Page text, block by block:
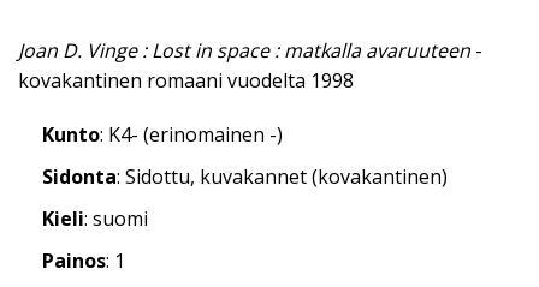
Joan D. Vinge : Lost in space : matkalla avaruuteen -
kovakantinen romaani vuodelta 1998
Kunto: K4- (erinomainen -)
Sidonta: Sidottu, kuvakannet (kovakantinen)
Kieli: suomi
Painos: 1